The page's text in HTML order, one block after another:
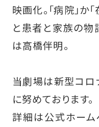
映画化。「病院」か
と患者と家族の物
は高橋伴明。
当劇場は新型コロ
に努めております。
詳細は公式ホーム